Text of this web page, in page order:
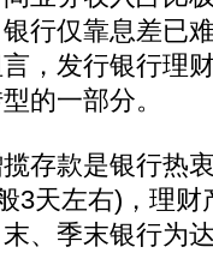
行仅靠息差已
，发行银行理
的一部分。
款是银行热
3天左右)，理
、季末银行为